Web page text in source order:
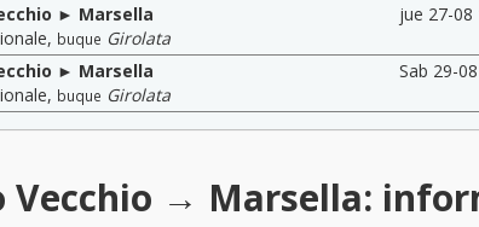
► Marsella
, buque Girolata
jue 27-08
► Marsella
, buque Girolata
Sab 29-
Vecchio → Marsella: